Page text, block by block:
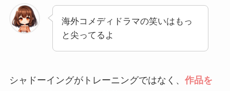
海外コメディドラマの笑いはもっ
と尖ってるよ
シャドーイングがトレーニングではなく、 作品を